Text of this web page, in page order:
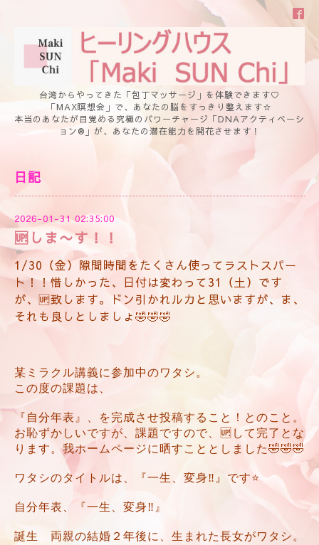
台湾からやってきた「包丁マッサージ」を体験できます♡
「MAX瞑想会」で、あなたの脳をすっきり整えます☆
本当のあなたが目覚める究極のパワーチャージ「DNAアクティベーシ
ョン®」が、あなたの潜在能力を開花させます！
日記
2026-01-31 02:35:00
🆙しま〜す！！
1/30（金）隙間時間をたくさん使ってラストスパー
ト！！惜しかった、日付は変わって31（土）です
が、🆙致します。ドン引かれルカと思いますが、ま、
それも良しとしましょ🤣🤣🤣
某ミラクル講義に参加中のワタシ。
この度の課題は、
『自分年表』、を完成させ投稿すること！とのこと。
お恥ずかしいですが、課題ですので、🆙して完了とな
ります。我ホームページに晒すこととしました🤣🤣🤣
ワタシのタイトルは、『一生、変身‼️』です⭐️
自分年表、『一生、変身‼️』
誕生 両親の結婚２年後に、生まれた長女がワタシ。